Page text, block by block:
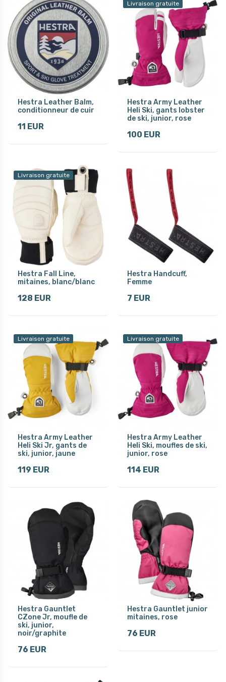
Hestra Leather Balm,
conditionneur de cuir
11 EUR
Livraison gratuite
Hestra Army Leather
Heli Ski, gants lobster
de ski, junior, rose
100 EUR
Livraison gratuite
Hestra Fall Line,
mitaines, blanc/blanc
128 EUR
Hestra Handcuff,
Femme
7 EUR
Livraison gratuite
Hestra Army Leather
Heli Ski Jr, gants de
ski, junior, jaune
119 EUR
Livraison gratuite
Hestra Army Leather
Heli Ski, moufles de ski,
junior, rose
114 EUR
Hestra Gauntlet
CZone Jr, moufle de
ski, junior,
noir/graphite
76 EUR
Hestra Gauntlet junior
mitaines, rose
76 EUR